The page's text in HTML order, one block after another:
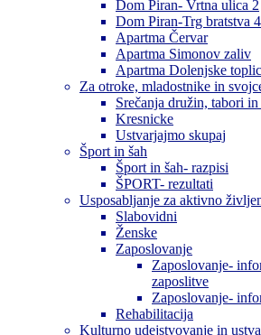
Dom Piran- Vrtna ulica 2
Dom Piran-Trg bratstva 4
Apartma Červar
Apartma Simonov zaliv
Apartma Dolenjske
Za otroke, mladostnike in
Srečanja družin, tabori
Kresnicke
Ustvarjajmo skupaj
Šport in šah
Šport in šah- razpisi
ŠPORT- rezultati
Usposabljanje za aktivno
Slabovidni
Ženske
Zaposlovanje
Zaposlovanje-
zaposlitve
Zaposlovanje-
Rehabilitacija
Kulturno udejstvovanje in